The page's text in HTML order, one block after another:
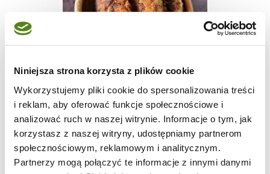
Niniejsza strona korzysta z plików cookie
Wykorzystujemy pliki cookie do spersonalizowania treści
i reklam, aby oferować funkcje społecznościowe i
analizować ruch w naszej witrynie. Informacje o tym, jak
korzystasz z naszej witryny, udostępniamy partnerom
społecznościowym, reklamowym i analitycznym.
Partnerzy mogą połączyć te informacje z innymi danymi
MIĘSA
Kotlet pożarski
40 min.